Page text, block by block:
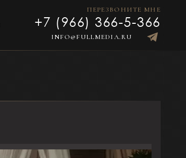
ПЕРЕЗВОНИТЕ МНЕ
+7 (966) 366-5-366
INFO@FULLMEDIA.RU